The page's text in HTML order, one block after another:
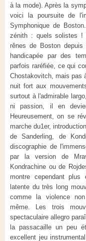
à la mode). Après la
voici la poursuite de
Symphonique de
zénith : quels solistes !
rênes de Boston
handicapée par des
parfois raréfiée, ce qui
Chostakovitch, mais pas
nuit fort aux
surtout à l'admirable
ni passion, il en
Heureusement, on se
marche du1er,
de Sanderling, de
discographie de
par la version de
Kondrachine ou de
montre cependant
latente du très long
comme la violence
même. Les trois
spectaculaire allegro
la passacaille un peu
excellent jeu